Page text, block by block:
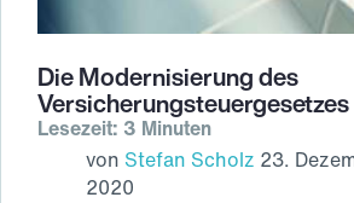
Die Modernisierung des
Versicherungsteuergesetzes
Lesezeit: 3 Minuten
von Stefan Scholz 23.
2020